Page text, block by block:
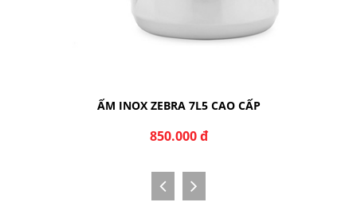
ẤM INOX ZEBRA 7L5 CAO CẤP
850.000 đ